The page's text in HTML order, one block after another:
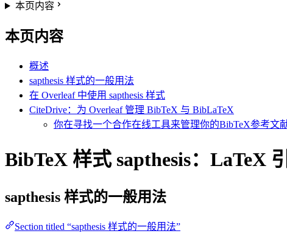
本页内容
本页内容
概述
sapthesis 样式的一般用法
在 Overleaf 中使用 sapthesis 样式
CiteDrive：为 Overleaf 管理 BibTeX 与 BibLaTeX
你在寻找一个合作在线工具来管理你的BibTeX参考文
BibTeX 样式 sapthesis：LaTeX
sapthesis 样式的一般用法
Section titled “sapthesis 样式的一般用法”